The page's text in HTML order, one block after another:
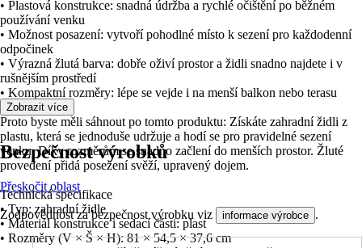
• Plastová konstrukce: snadná údržba a rychlé očištění po běžném
používání venku
• Možnost posazení: vytvoří pohodlné místo k sezení pro každodenní
odpočinek
• Výrazná žlutá barva: dobře oživí prostor a židli snadno najdete i v
rušnějším prostředí
• Kompaktní rozměry: lépe se vejde i na menší balkon nebo terasu
Proto byste měli sáhnout po tomto produktu: Získáte zahradní židli z
plastu, která se jednoduše udržuje a hodí se pro pravidelné sezení
venku. Díky rozměrům se snadno začlení do menších prostor. Žluté
provedení přidá posezení svěží, upravený dojem.
Technická specifikace
• Typ: zahradní židle
• Materiál konstrukce i sedací části: plast
• Rozměry (V × Š × H): 81 × 54,5 × 37,6 cm
Zobrazit více
Bezpečnost výrobků
Přeskočit oblast
Zodpovědnost za bezpečnost výrobku viz informace výrobce .